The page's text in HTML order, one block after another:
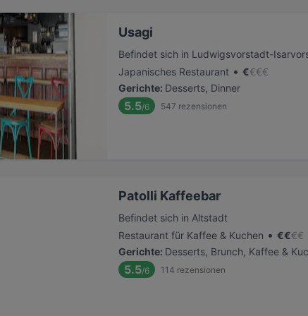
Usagi
Befindet sich in Ludwigsvorstadt-
Japanisches Restaurant • €€€€
Gerichte: Desserts, Dinner
5.5/6 547 rezensionen
Patolli Kaffeebar
Befindet sich in Altstadt
Restaurant für Kaffee & Kuchen • €€€€
Gerichte: Desserts, Brunch, Kaffee &
5.5/6 114 rezensionen